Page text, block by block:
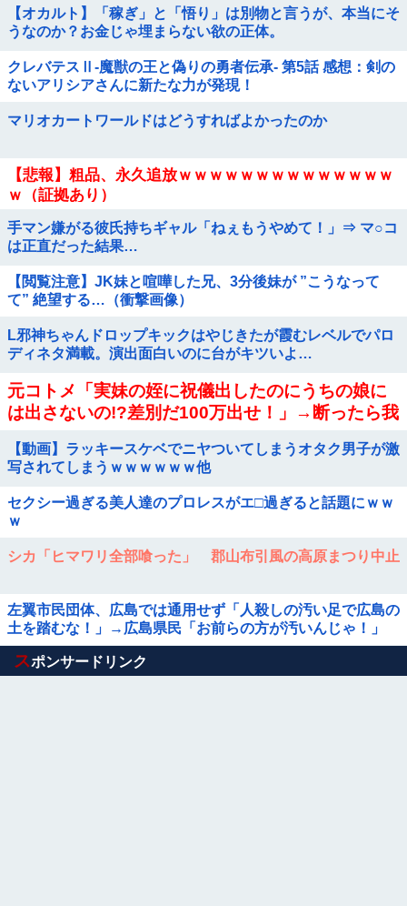
【オカルト】「稼ぎ」と「悟り」は別物と言うが、本当にそ
うなのか？お金じゃ埋まらない欲の正体。
クレバテスⅡ-魔獣の王と偽りの勇者伝承- 第5話 感想：剣の
ないアリシアさんに新たな力が発現！
マリオカートワールドはどうすればよかったのか
【悲報】粗品、永久追放ｗｗｗｗｗｗｗｗｗｗｗｗｗｗ
ｗ（証拠あり）
手マン嫌がる彼氏持ちギャル「ねぇもうやめて！」⇒ マ○コ
は正直だった結果…
【閲覧注意】JK妹と喧嘩した兄、3分後妹が ”こうなって
て” 絶望する…（衝撃画像）
L邪神ちゃんドロップキックはやじきたが霞むレベルでパロ
ディネタ満載。演出面白いのに台がキツいよ…
元コトメ「実妹の姪に祝儀出したのにうちの娘に
は出さないの!?差別だ100万出せ！」→断ったら我
見を破壊！
【動画】ラッキースケベでニヤついてしまうオタク男子が激
写されてしまうｗｗｗｗｗｗ他
セクシー過ぎる美人達のプロレスがエ□過ぎると話題にｗｗ
ｗ
シカ「ヒマワリ全部喰った」 郡山布引風の高原まつり中止
左翼市民団体、広島では通用せず「人殺しの汚い足で広島の
土を踏むな！」→広島県民「お前らの方が汚いんじゃ！」
「ワシらが広島県民じゃ」
Powered by livedoor 相互RSS
スポンサードリンク